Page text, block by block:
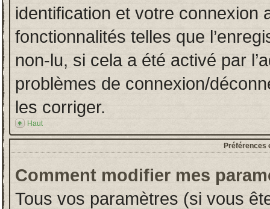
identification et votre connexion
fonctionnalités telles que
non-lu, si cela a été activé par
problèmes de connexion/
les corriger.
Haut
Préférences
Comment modifier mes
Tous vos paramètres (si vous